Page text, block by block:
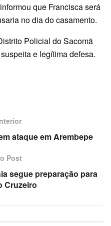
que Francisca será
no dia do casamento.
Policial do Sacomã
e legítima defesa.
ataque em Arembepe
Post
segue preparação para
Cruzeiro